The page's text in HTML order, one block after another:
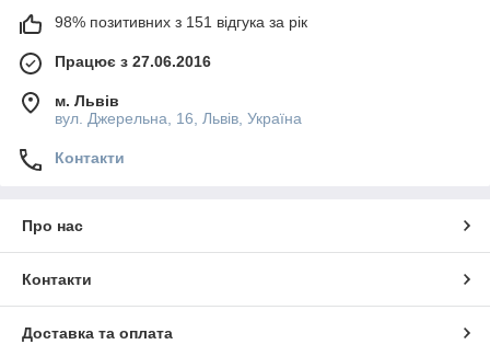
98% позитивних з 151 відгука за рік
Працює з 27.06.2016
м. Львів
вул. Джерельна, 16, Львів, Україна
Контакти
Про нас
Контакти
Доставка та оплата